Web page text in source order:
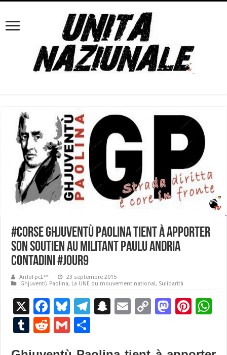
#Corse Ghjuventù Paolina tient à apporter
son soutien au militant Paulu Andria
Contadini #Jour9
AnToFpcL™
23 septembre 2015
Ghjuventù Paolina, La UNE du mouvement national, Sulidarità
X
F
ac
e
Bl
u
es
T
S
E
C
M Pi
T
R
G